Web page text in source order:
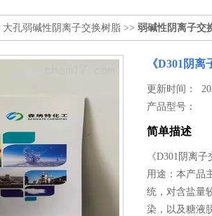
大孔弱碱性阴离子交换树脂 >> 弱碱性阴离子交
《D301阴
更新时间：
产品型号：
简单描述
《D301阴离
用途：本产品
统，对含盐量
染，以及糖液